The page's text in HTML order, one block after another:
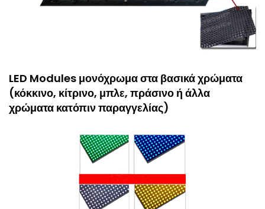
LED Modules μονόχρωμα στα βασικά χρώματα
(κόκκινο, κίτρινο, μπλε, πράσινο ή άλλα
χρώματα κατόπιν παραγγελίας)